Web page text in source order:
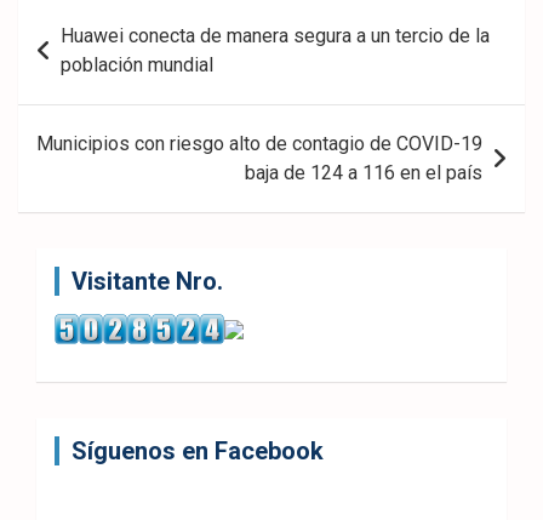
Navegación
de
entradas
Huawei conecta de manera segura a un tercio de la
población mundial
Municipios con riesgo alto de contagio de COVID-19
baja de 124 a 116 en el país
Visitante Nro.
Síguenos en Facebook